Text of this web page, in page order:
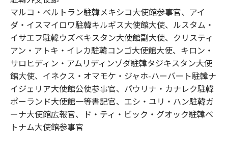
マルコ・ベルトラン駐韓メキシコ大使館参事官、アイ
ダ・イスマイロワ駐韓キルギス大使館大使、ルスタム・
イサエフ駐韓ウズベキスタン大使館副大使、クリスティ
アン・アトキ・イレカ駐韓コンゴ大使館大使、キロン・
サロヒディン・アムリディンゾダ駐韓タジキスタン大使
館大使、イネクス・オマモケ・ジャホ-ハーバート駐韓ナ
イジェリア大使館公使参事官、パウリナ・カナレク駐韓
ポーランド大使館一等書記官、エシ・ユリ・ハン駐韓ガ
ーナ大使館広報官、ド・ティ・ビック・グオック駐韓ベ
トナム大使館参事官